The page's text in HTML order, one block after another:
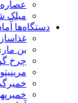
عصاره
میلک
دستگاه‌ها
غذاساز
بن
چرخ